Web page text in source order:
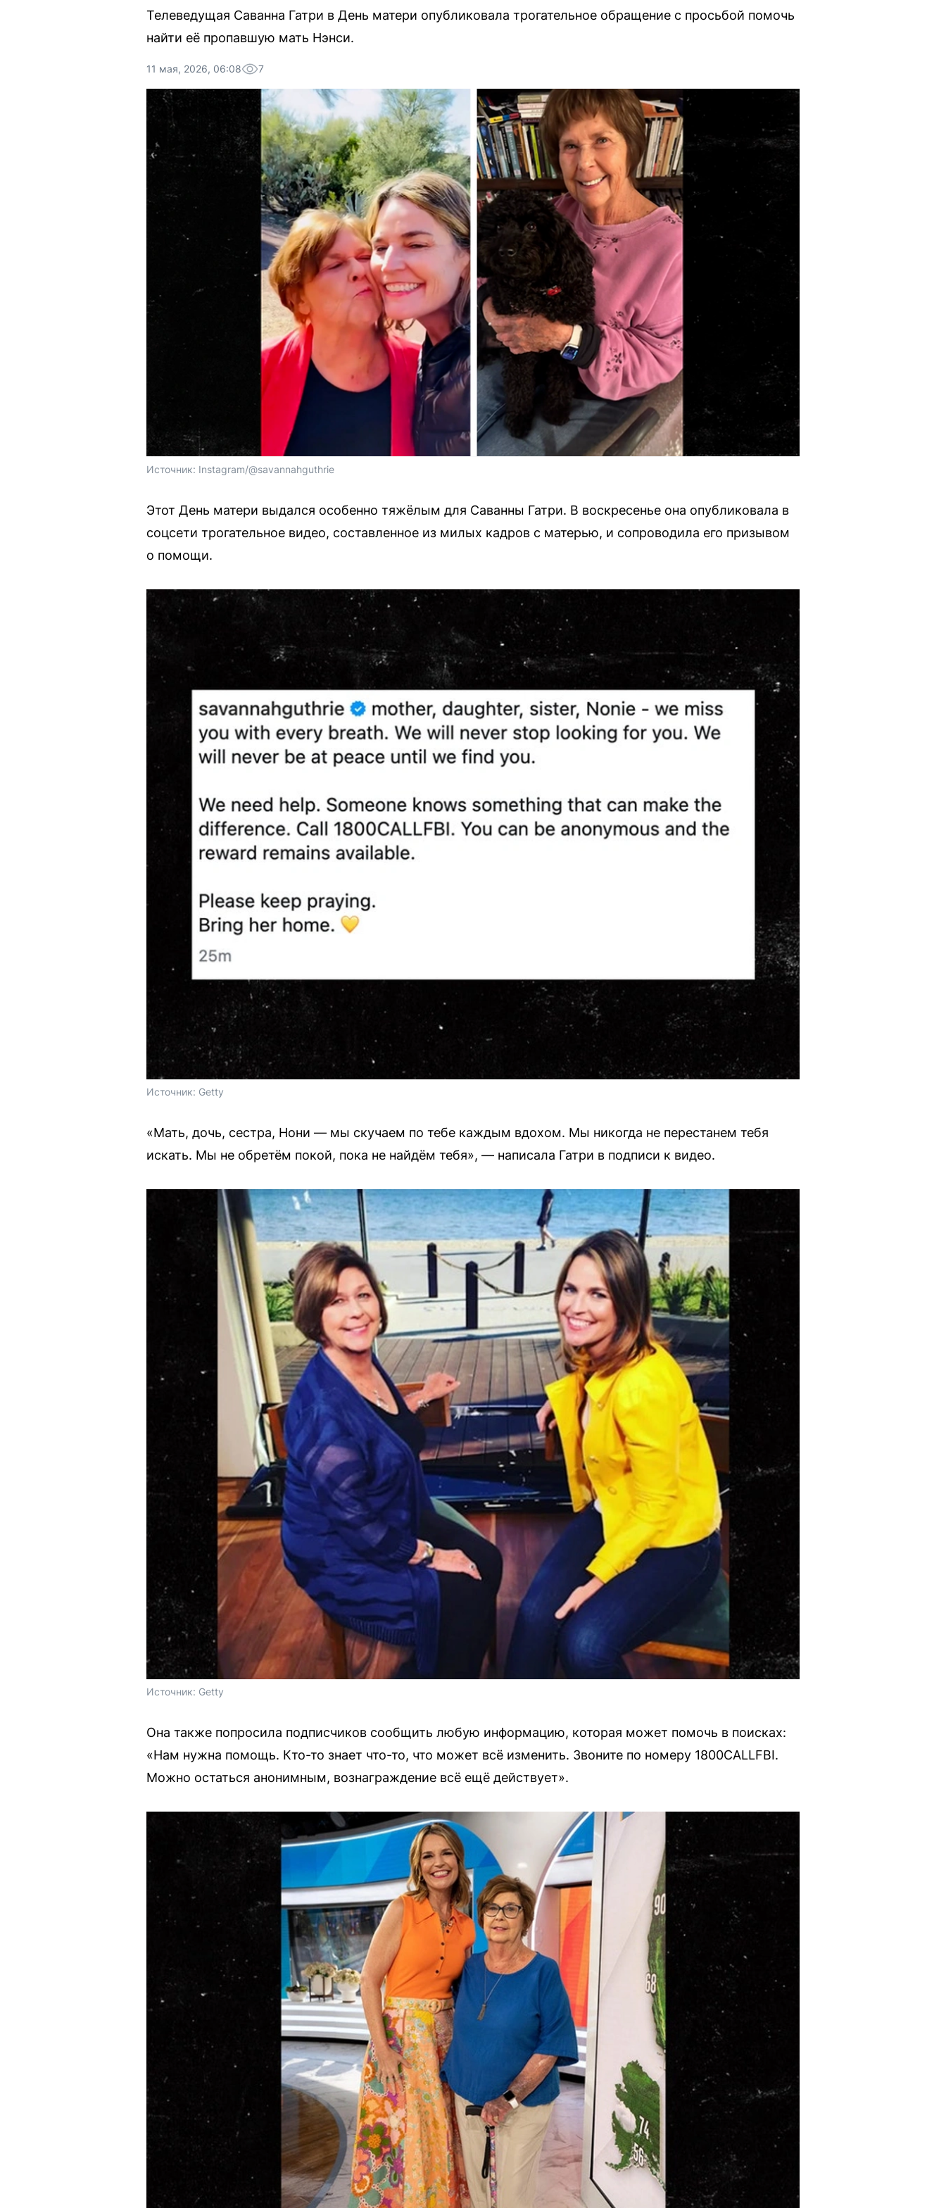
Телеведущая Саванна Гатри в День матери опубликовала трогательное обращение с просьбой помочь
найти её пропавшую мать Нэнси.
11 мая, 2026, 06:08 7
Источник: Instagram/@savannahguthrie
Этот День матери выдался особенно тяжёлым для Саванны Гатри. В воскресенье она опубликовала в
соцсети трогательное видео, составленное из милых кадров с матерью, и сопроводила его призывом
о помощи.
Источник: Getty
«Мать, дочь, сестра, Нони — мы скучаем по тебе каждым вдохом. Мы никогда не перестанем тебя
искать. Мы не обретём покой, пока не найдём тебя», — написала Гатри в подписи к видео.
Источник: Getty
Она также попросила подписчиков сообщить любую информацию, которая может помочь в поисках:
«Нам нужна помощь. Кто-то знает что-то, что может всё изменить. Звоните по номеру 1800CALLFBI.
Можно остаться анонимным, вознаграждение всё ещё действует».